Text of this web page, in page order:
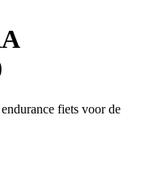
fiets voor de